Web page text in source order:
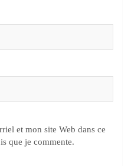
et mon site Web dans ce
que je commente.